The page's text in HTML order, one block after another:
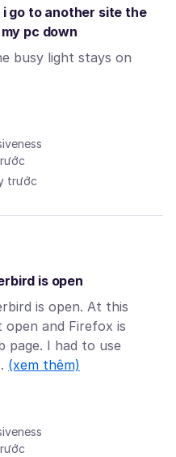
go to another site the
pc down
busy light stays on
trước
is open
is open. At this
and Firefox is
page. I had to use
(xem thêm)